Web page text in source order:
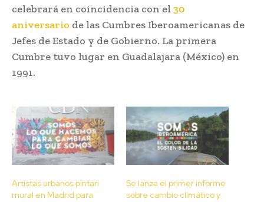
celebrará en coincidencia con el 30
aniversario de las Cumbres Iberoamericanas de
Jefes de Estado y de Gobierno. La primera
Cumbre tuvo lugar en Guadalajara (México) en
1991.
Artistas urbanos pintan
mural en Madrid para
Se lanza el primer informe
sobre cambio climático y